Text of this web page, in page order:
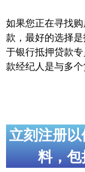
北约克楼花项
世嘉堡楼花项
奥克维尔社区
奥克维尔楼花
如果您正在寻找
款，最好的选择
于银行抵押贷款
款经纪人是与多
立刻注册
料，